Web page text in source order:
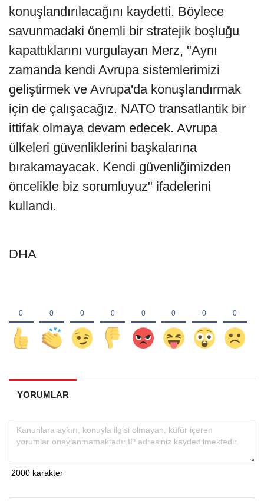
konuşlandırılacağını kaydetti. Böylece
savunmadaki önemli bir stratejik boşluğu
kapattıklarını vurgulayan Merz, "Aynı
zamanda kendi Avrupa sistemlerimizi
geliştirmek ve Avrupa'da konuşlandırmak
için de çalışacağız. NATO transatlantik bir
ittifak olmaya devam edecek. Avrupa
ülkeleri güvenliklerini başkalarına
bırakamayacak. Kendi güvenliğimizden
öncelikle biz sorumluyuz" ifadelerini
kullandı.
DHA
YORUMLAR